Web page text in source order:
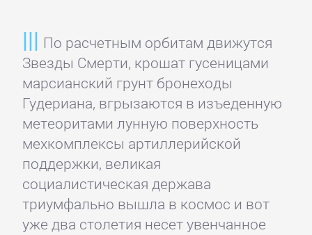
По расчетным орбитам движутся
Звезды Смерти, крошат гусеницами
марсианский грунт бронеходы
Гудериана, вгрызаются в изъеденную
метеоритами лунную поверхность
мехкомплексы артиллерийской
поддержки, великая
социалистическая держава
триумфально вышла в космос и вот
уже два столетия несет увенчанное
Детская
проза
Детская
фантастика
Детские
детективы